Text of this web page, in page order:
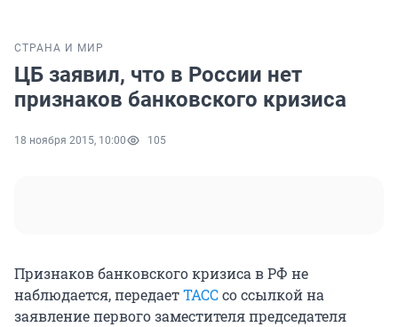
СТРАНА И МИР
ЦБ заявил, что в России нет
признаков банковского кризиса
18 ноября 2015, 10:00 105
Признаков банковского кризиса в РФ не
наблюдается, передаетТАССсо ссылкой на
заявление первого заместителя председателя